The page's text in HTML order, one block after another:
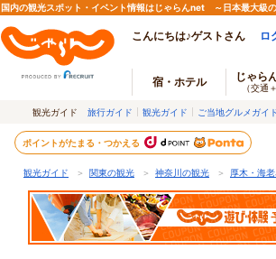
国内の観光スポット・イベント情報はじゃらんnet ～日本最大級
こんにちは♪ゲストさん ロ
宿・ホテル じゃら
（交通
観光ガイド 旅行ガイド 観光ガイド ご当地グルメガイ
ポイントがたまる・つかえる
観光ガイド ＞ 関東の観光 ＞ 神奈川の観光 ＞ 厚木・海